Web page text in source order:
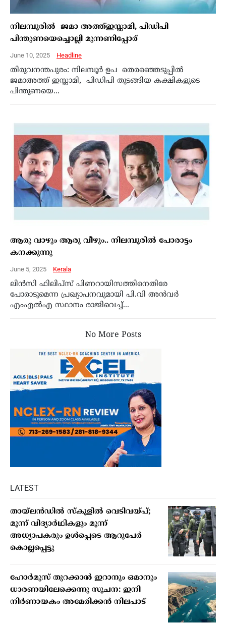
നിലമ്പൂരിൽ ജമാ അത്ത്ഇസ്ലാമി, പിഡിപി
പിന്തുണയെച്ചൊല്ലി മുന്നണിപ്പോര്
June 10, 2025 Headline
തിരുവനന്തപുരം: നിലമ്പൂർ ഉപ തെരഞ്ഞെടുപ്പിൽ
ജമാഅത്ത് ഇസ്ലാമി, പിഡിപി തുടങ്ങിയ കക്ഷികളുടെ
പിന്തുണയെ...
ആരു വാഴും ആരു വീഴും.. നിലമ്പൂരില്‍ പോരാട്ടം
കനക്കുന്നു
June 5, 2025 Kerala
ലിന്‍സി ഫിലിപ്‌സ് പിണറായിസത്തിനെതിരേ
പോരാടുമെന്ന പ്രഖ്യാപനവുമായി പി.വി അന്‍വര്‍
എംഎല്‍എ സ്ഥാനം രാജിവെച്ച്...
No More Posts
LATEST
തായ്ലന്‍ഡില്‍ സ്‌കൂളില്‍ വെടിവയ്പ്;
മൂന്ന് വിദ്യാര്‍ഥികളും മൂന്ന്
അധ്യാപകരും ഉള്‍പ്പെടെ ആറുപേര്‍
കൊല്ലപ്പെട്ടു
ഹോര്‍മുസ് തുറക്കാന്‍ ഇറാനും ഒമാനും
ധാരണയിലേക്കെന്നു സൂചന: ഇനി
നിര്‍ണായകം അമേരിക്കന്‍ നിലപാട്